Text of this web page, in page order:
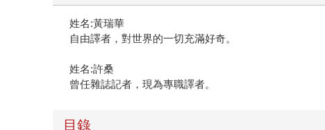
姓名:黃瑞華
自由譯者，對世界的一切充滿好奇。
姓名:許桑
曾任雜誌記者，現為專職譯者。
目錄